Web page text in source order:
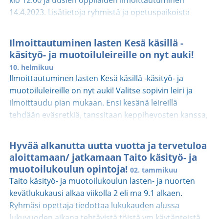
Ystävällisin terveisinKirsi JuntunenRehtoriTaito käsityö-
ja muotoilukoulu Etelä-Suomi
Lukuvuoden 2023-2024 lasten- ja nuorten sekä
aikuisten lukuvuosi oppaat löytyvät nettisivuiltamme
muotoilukoulu/lasten-opetus/ Tervetuloa mukaan!
14.4.2023. Lisätietoja ryhmistä ja opetuspaikoista
Ilmoittautuminen lasten Kesä käsillä -
käsityö- ja muotoiluleireille on nyt auki!
10. helmikuu
Ilmoittautuminen lasten Kesä käsillä -käsityö- ja
muotoiluleireille on nyt auki! Valitse sopivin leiri ja
ilmoittaudu pian mukaan. Ensi kesänä leireillä
tehdään eväsretkiä, tanssitaan keppihevosten kanssa,
nikkaroidaan puusta, seikkaillaan Harry Potterin
maailmassa, animoidaan, kudotaan ja ommellaan.
Kesä käsillä -leirit tarjoavat kivoja kavereita,
yhdessäoloa, hauskaa käsillä tekemistä ja rentoa eloa
heti kesälomien alettua. Leirit on suunnattu kaikille
kouluikäisille kädentaidoista kiinnostuneille tytöille ja
pojille. Leirit kestävät pääasiassa 5 päivää. Tervetuloa
Hyvää alkanutta uutta vuotta ja tervetuloa
aloittamaan/ jatkamaan Taito käsityö- ja
muotoilukoulun opintoja! 02. tammikuu
Taito käsityö- ja muotoilukoulun lasten- ja nuorten
kevätlukukausi alkaa viikolla 2 eli ma 9.1 alkaen.
Ryhmäsi opettaja tiedottaa lukukauden alussa